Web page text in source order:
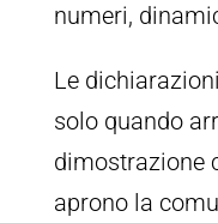
numeri,
Le
solo quando
dimostrazione
aprono la